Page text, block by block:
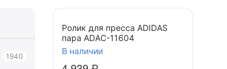
Ролик для пресса ADIDAS
пара ADAC-11604
В наличии
1940